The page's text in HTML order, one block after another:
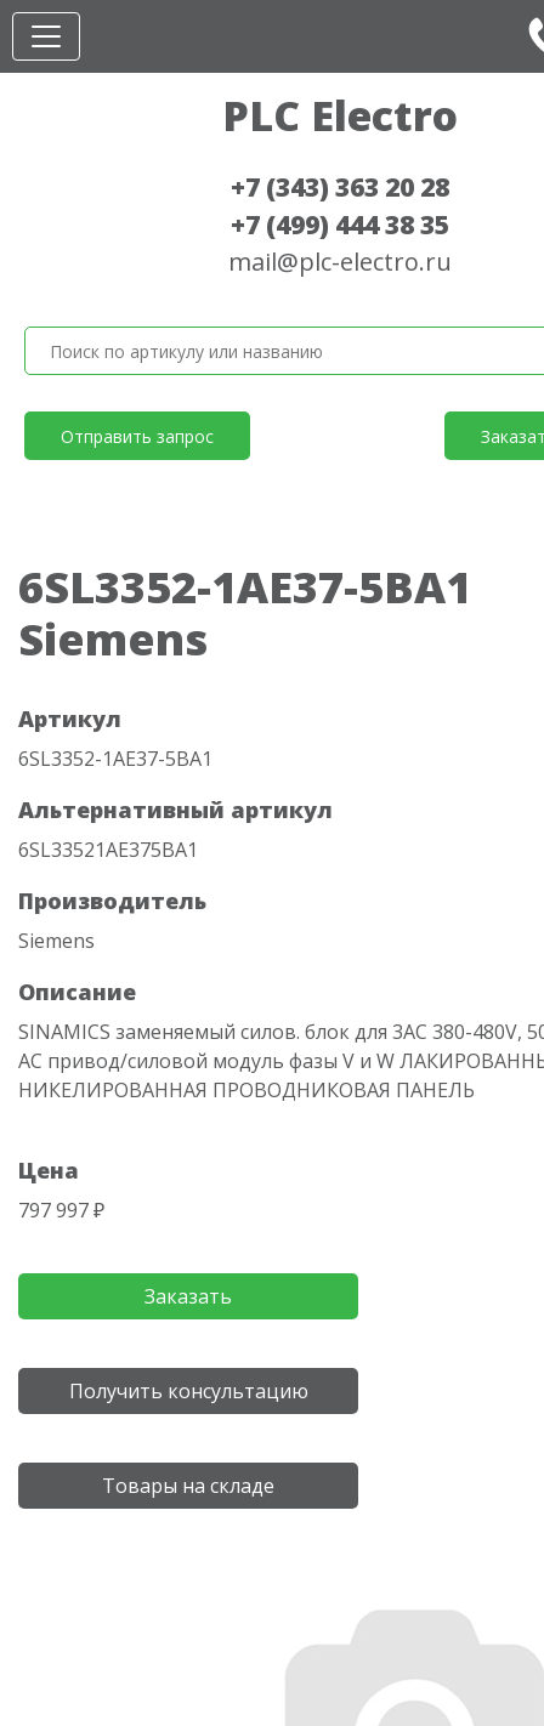
PLC Electro
+7 (343) 363 20 28
+7 (499) 444 38 35
mail@plc-electro.ru
Отправить запрос
6SL3352-1AE37-5BA1
Siemens
Артикул
6SL3352-1AE37-5BA1
Альтернативный артикул
6SL33521AE375BA1
Производитель
Siemens
Описание
SINAMICS заменяемый силов. блок для 3AC 380-480V,
AC привод/силовой модуль фазы V и W
НИКЕЛИРОВАННАЯ ПРОВОДНИКОВАЯ ПАНЕЛЬ
Цена
797 997 ₽
Заказать
Получить консультацию
Товары на складе